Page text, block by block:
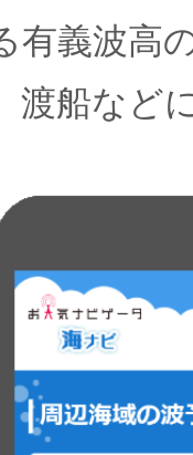
有義波高
渡船など